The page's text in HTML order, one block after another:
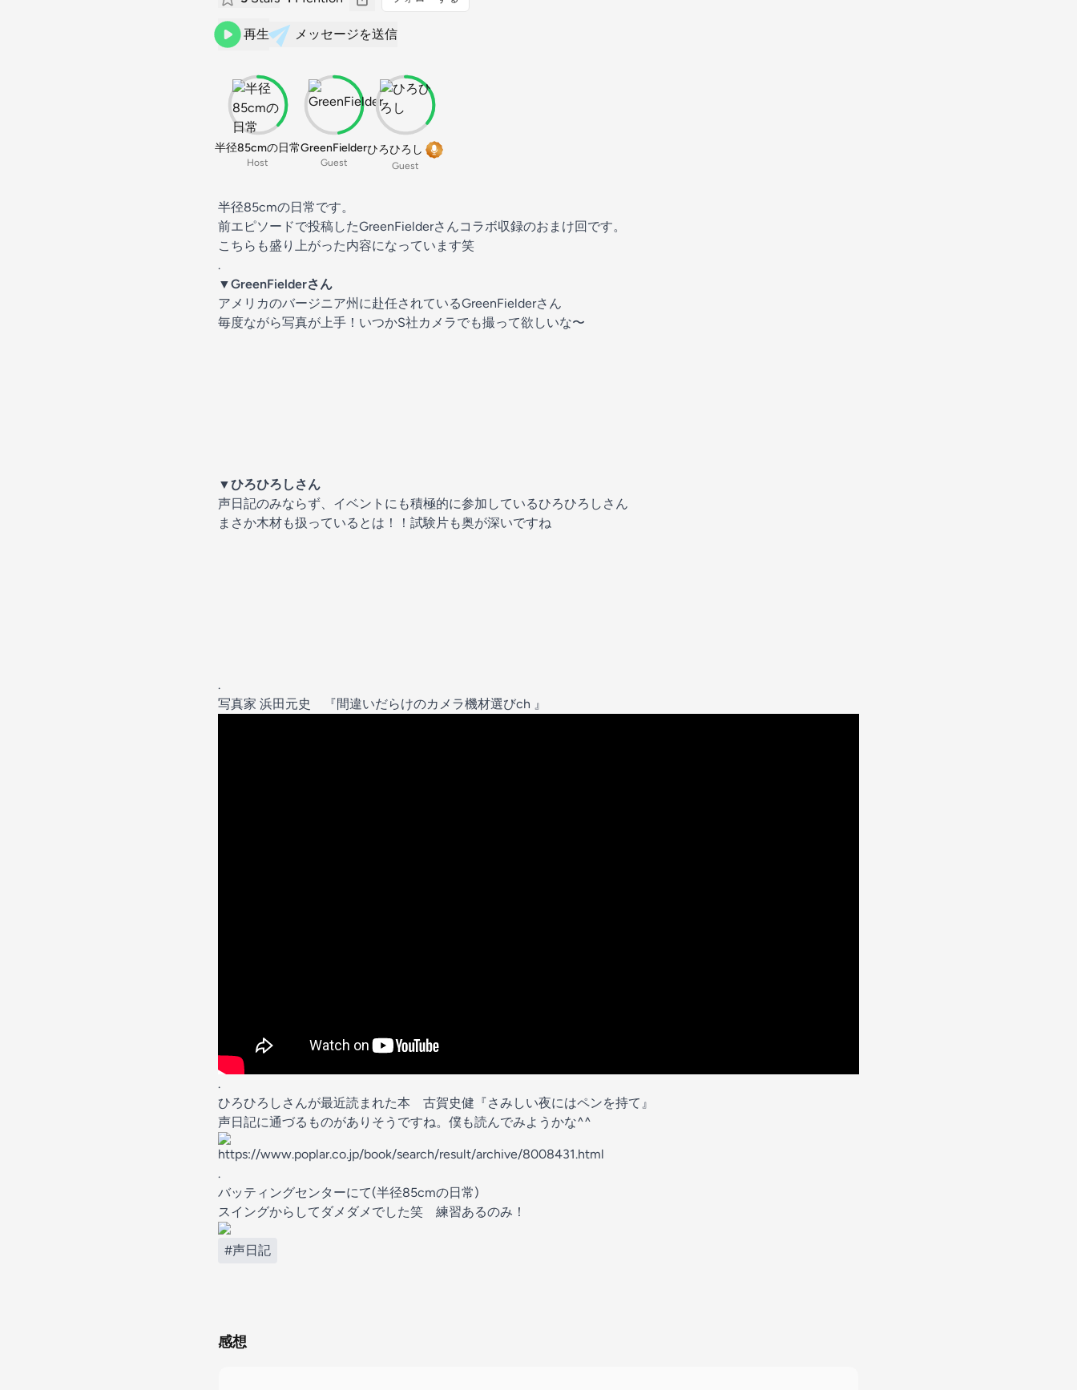
再生 メッセージを送信
半径85cmの日常
Host
GreenFielder
Guest
ひろひろし
Guest
半径85cmの日常です。
前エピソードで投稿したGreenFielderさんコラボ収録のおまけ回です。
こちらも盛り上がった内容になっています笑
.
▼GreenFielderさん
アメリカのバージニア州に赴任されているGreenFielderさん
毎度ながら写真が上手！いつかS社カメラでも撮って欲しいな〜
▼ひろひろしさん
声日記のみならず、イベントにも積極的に参加しているひろひろしさん
まさか木材も扱っているとは！！試験片も奥が深いですね
.
写真家 浜田元史 『間違いだらけのカメラ機材選びch 』
.
ひろひろしさんが最近読まれた本 古賀史健『さみしい夜にはペンを持て』
声日記に通づるものがありそうですね。僕も読んでみようかな^^
https://www.poplar.co.jp/book/search/result/archive/8008431.html
.
バッティングセンターにて(半径85cmの日常)
スイングからしてダメダメでした笑 練習あるのみ！
#声日記
感想